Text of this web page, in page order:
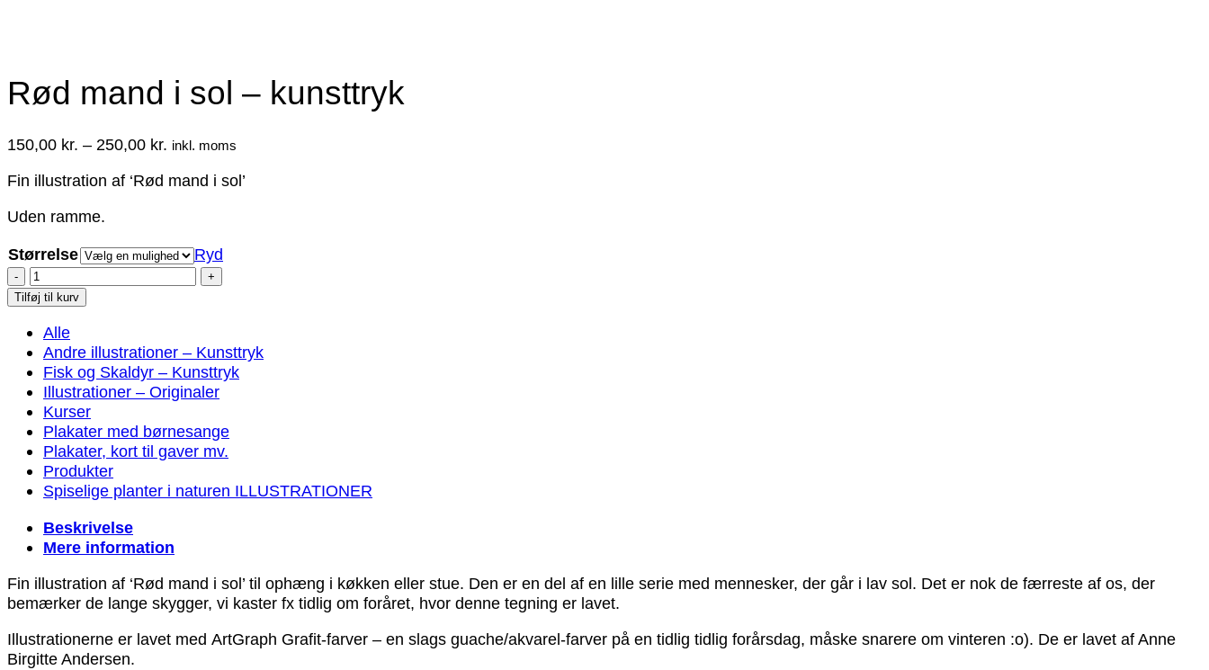
Rød mand i sol – kunsttryk
150,00 kr. – 250,00 kr. Prisinterval:
til
inkl. moms
Fin illustration af ‘Rød mand i sol’
Uden ramme.
Størrelse
Ryd
Rød
mand
i
sol
–
kunsttryk
antal
Tilføj til kurv
Alle
Andre illustrationer – Kunsttryk
Fisk og Skaldyr – Kunsttryk
Illustrationer – Originaler
Kurser
Plakater med børnesange
Plakater, kort til gaver mv.
Produkter
Spiselige planter i naturen ILLUSTRATIONER
Beskrivelse
Mere information
Fin illustration af ‘Rød mand i sol’ til ophæng i køkken eller stue. Den er en del af en lille serie med mennesker, der går i lav sol. Det er nok de færreste af os, der
bemærker de lange skygger, vi kaster fx tidlig om foråret, hvor denne tegning er lavet.
Illustrationerne er lavet med ArtGraph Grafit-farver – en slags guache/akvarel-farver på en tidlig tidlig forårsdag, måske snarere om vinteren :o). De er lavet af Anne
Birgitte Andersen.